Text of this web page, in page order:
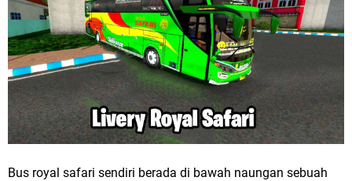
Bus royal safari sendiri berada di bawah naungan sebuah